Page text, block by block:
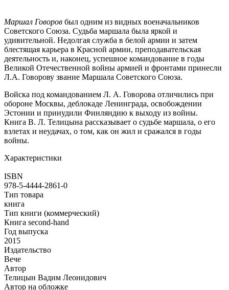
Маршал Говоров был одним из видных военачальников
Советского Союза. Судьба маршала была яркой и
удивительной. Недолгая служба в белой армии и затем
блестящая карьера в Красной армии, преподавательская
деятельность и, наконец, успешное командование в годы
Великой Отечественной войны армией и фронтами принесли
Л.А. Говорову звание Маршала Советского Союза.
Войска под командованием Л. А. Говорова отличились при
обороне Москвы, деблокаде Ленинграда, освобождении
Эстонии и принудили Финляндию к выходу из войны.
Книга В. Л. Телицына рассказывает о судьбе маршала, о его
взлетах и неудачах, о том, как он жил и сражался в годы
войны.
Характеристики
ISBN
978-5-4444-2861-0
Тип товара
книга
Тип книги (коммерческий)
Книга second-hand
Год выпуска
2015
Издательство
Вече
Автор
Телицын Вадим Леонидович
Автор на обложке